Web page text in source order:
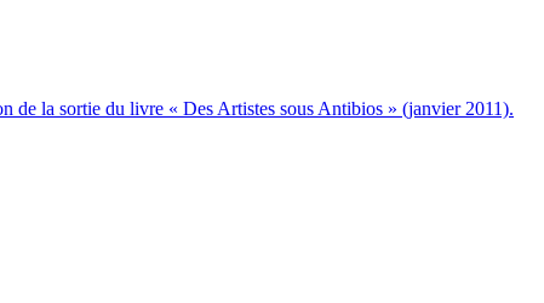
de la sortie du livre « Des Artistes sous Antibios » (janvier 2011).